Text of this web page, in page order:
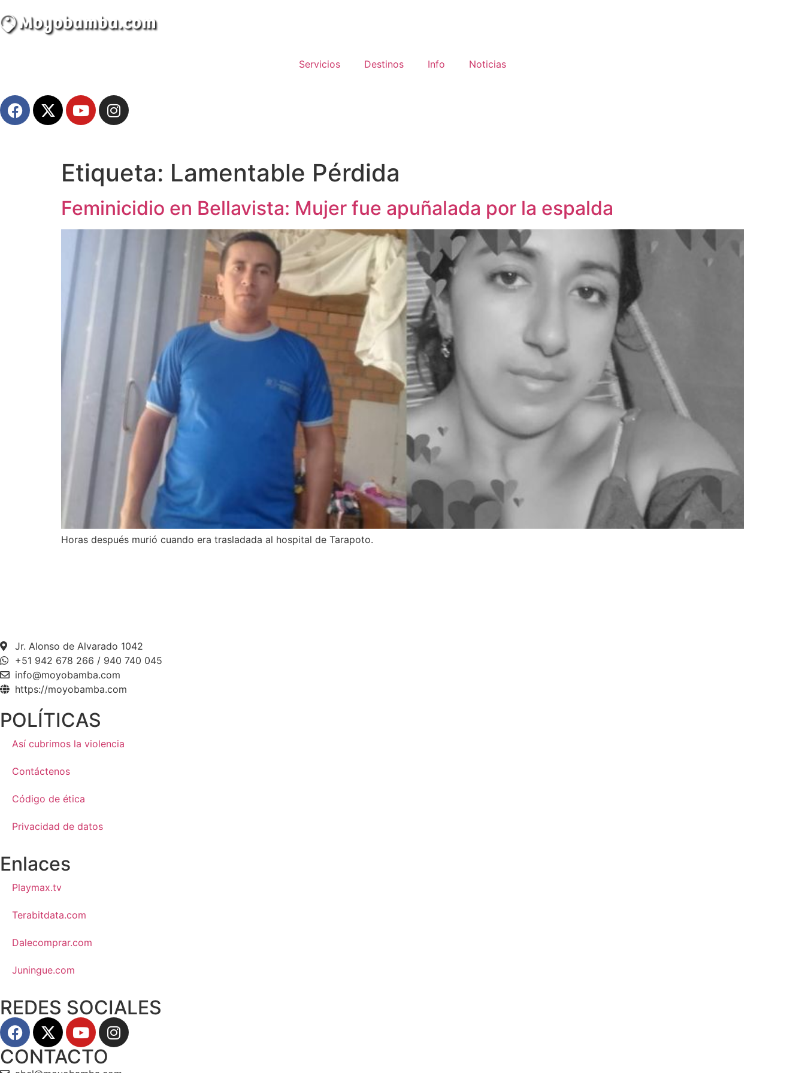
Servicios Destinos Info Noticias
Atractivos
Moyobamba, está lleno de atractivos sorprendentes, ¡Descúbrelos!
Etiqueta: Lamentable Pérdida
Feminicidio en Bellavista: Mujer fue apuñalada por la espalda
Horas después murió cuando era trasladada al hospital de Tarapoto.
Jr. Alonso de Alvarado 1042
+51 942 678 266 / 940 740 045
info@moyobamba.com
https://moyobamba.com
POLÍTICAS
Así cubrimos la violencia
Contáctenos
Código de ética
Privacidad de datos
Enlaces
Playmax.tv
Terabitdata.com
Dalecomprar.com
Juningue.com
REDES SOCIALES
CONTACTO